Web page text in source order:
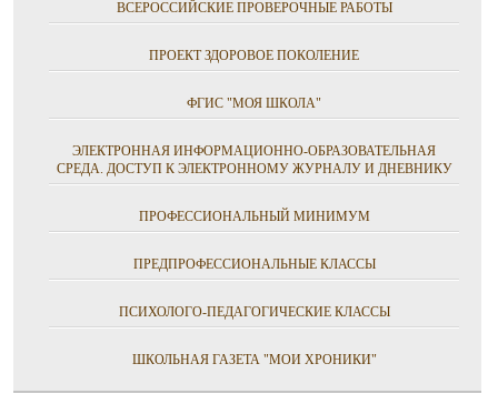
ВСЕРОССИЙСКИЕ ПРОВЕРОЧНЫЕ РАБОТЫ
ПРОЕКТ ЗДОРОВОЕ ПОКОЛЕНИЕ
ФГИС "МОЯ ШКОЛА"
ЭЛЕКТРОННАЯ ИНФОРМАЦИОННО-ОБРАЗОВАТЕЛЬНАЯ
СРЕДА. ДОСТУП К ЭЛЕКТРОННОМУ ЖУРНАЛУ И ДНЕВНИКУ
ПРОФЕССИОНАЛЬНЫЙ МИНИМУМ
ПРЕДПРОФЕССИОНАЛЬНЫЕ КЛАССЫ
ПСИХОЛОГО-ПЕДАГОГИЧЕСКИЕ КЛАССЫ
ШКОЛЬНАЯ ГАЗЕТА "МОИ ХРОНИКИ"